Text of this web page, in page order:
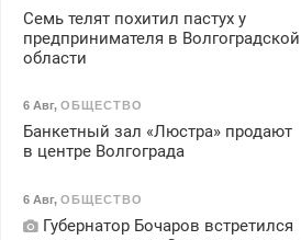
Семь телят похитил пастух у
предпринимателя в Волгоградской
области
6 Авг, ОБЩЕСТВО
Банкетный зал «Люстра» продают
в центре Волгограда
6 Авг, ОБЩЕСТВО
Губернатор Бочаров встретился